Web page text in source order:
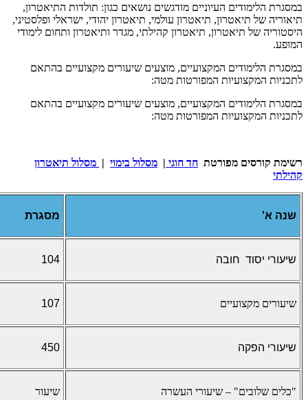
במסגרת הלימודים העיוניים מודגשים נושאים כגון: תולדות התיאטרון,
תיאוריה של תיאטרון, תיאטרון עולמי, תיאטרון יהודי, ישראלי ופלסטיני,
היסטוריה של תיאטרון, תיאטרון קהילתי, מגדר ותיאטרון ותחום לימודי
המופע.
במסגרת הלימודים המקצועיים, מוצעים שיעורים מקצועיים בהתאם
לתכניות המקצועיות המפורטות מטה:
במסגרת הלימודים המקצועיים, מוצעים שיעורים מקצועיים בהתאם
לתכניות המקצועיות המפורטות מטה:
רשימת קורסים מפורטת חד חוגי | מסלול בימוי | מסלול תיאטרון
קהילתי
שנה א' מסגרת
שיעורי יסוד חובה 104
שיעורים מקצועיים 107
שיעורי הפקה 450
"כלים שלובים" – שיעורי העשרה שיעור